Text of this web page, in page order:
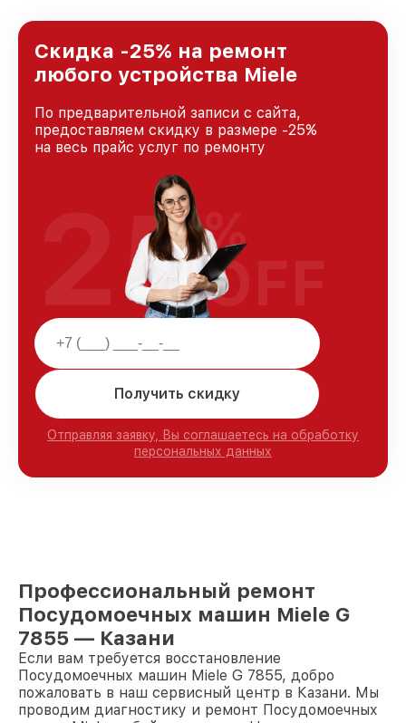
и лояльности наших клиентов.
Скидка -25% на ремонт
любого устройства Miele
По предварительной записи с сайта,
предоставляем скидку в размере -25%
на весь прайс услуг по ремонту
Получить скидку
Отправляя заявку, Вы соглашаетесь на обработку
персональных данных
25%
OFF
Профессиональный ремонт
Посудомоечных машин Miele G
7855 — Казани
Если вам требуется восстановление
Посудомоечных машин Miele G 7855, добро
пожаловать в наш сервисный центр в Казани. Мы
проводим диагностику и ремонт Посудомоечных